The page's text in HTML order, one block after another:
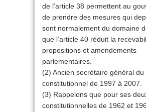
de l’article 38 permettent au
de prendre des mesures qui
sont normalement du domaine
que l’article 40 réduit la
propositions et amendements
parlementaires.
(2) Ancien secrétaire général du
constitutionnel de 1997 à 2007.
(3) Rappelons que pour ses
constitutionnelles de 1962 et